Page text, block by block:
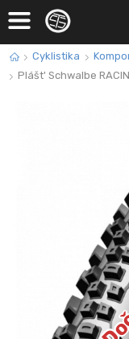
Cyklistika
Plášt' Schwalbe